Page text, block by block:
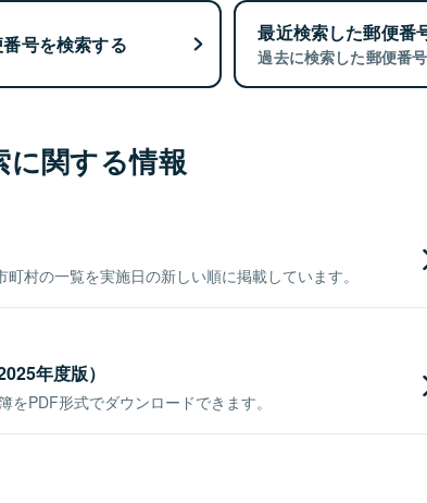
号を検索する 最近検索した郵便番
過去に検索した郵便番
に関する情報
村の一覧を実施日の新しい順に掲載しています。
年度版）
をPDF形式でダウンロードできます。